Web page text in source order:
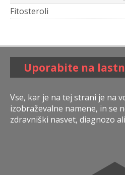
Fitosteroli
Uporabite na
Vse, kar je na tej strani je na
izobraževalne namene, in se
zdravniški nasvet, diagnozo